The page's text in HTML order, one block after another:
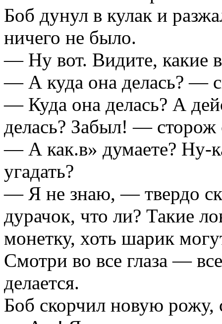
Боб дунул в кулак и
ничего не было.
— Ну вот. Видите, какие
— А куда она делась? —
— Куда она делась? А
делась? Забыл! —
— А как.в» думаете? Ну-
угадать?
— Я не знаю, — твердо
дурачок, что ли? Такие
монетку, хоть шарик
Смотри во все глаза —
делается.
Боб скорчил новую